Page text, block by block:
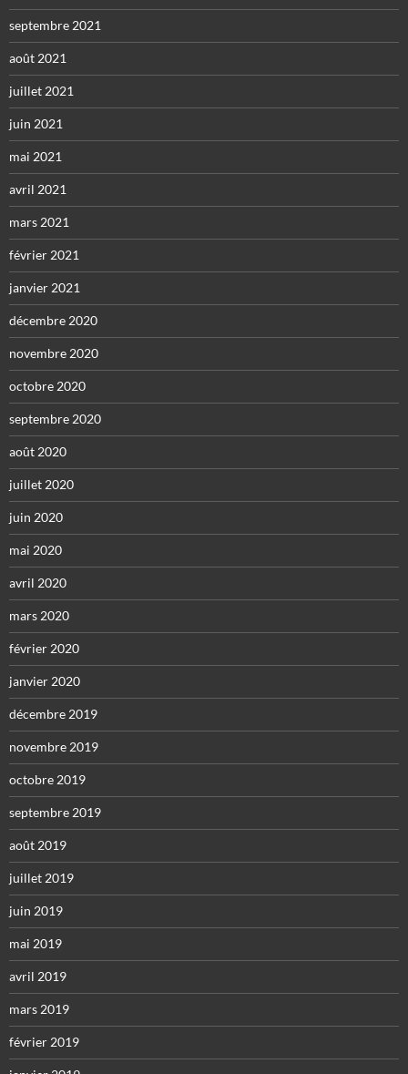
septembre 2021
août 2021
juillet 2021
juin 2021
mai 2021
avril 2021
mars 2021
février 2021
janvier 2021
décembre 2020
novembre 2020
octobre 2020
septembre 2020
août 2020
juillet 2020
juin 2020
mai 2020
avril 2020
mars 2020
février 2020
janvier 2020
décembre 2019
novembre 2019
octobre 2019
septembre 2019
août 2019
juillet 2019
juin 2019
mai 2019
avril 2019
mars 2019
février 2019